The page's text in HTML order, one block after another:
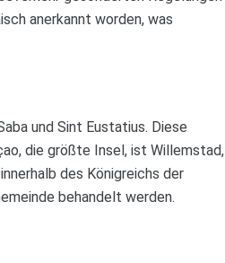
anerkannt worden, was
und Sint Eustatius. Diese
die größte Insel, ist Willemstad,
des Königreichs der
behandelt werden.